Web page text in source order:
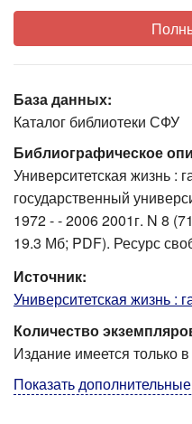
База данных:
Каталог библиотеки СФУ
Библиографическое
Университетская жизнь :
государственный
1972 - - 2006 2001г. N 8
19.3 Мб; PDF). Ресурс
Источник:
Университетская жизнь :
Количество
Издание имеется только
Показать